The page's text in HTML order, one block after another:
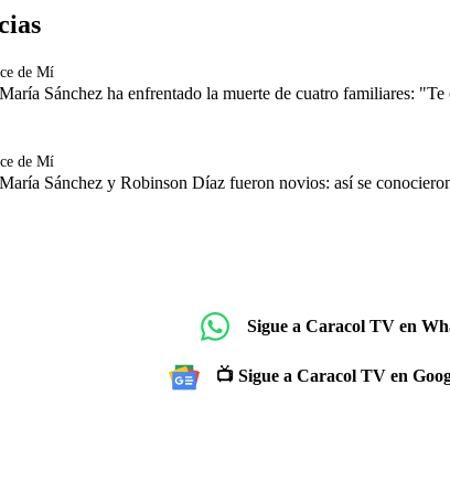
de Mí
Sánchez ha enfrentado la muerte de cuatro familiares: "Te
de Mí
Sánchez y Robinson Díaz fueron novios: así se
Sigue a Caracol TV en
📺 Sigue a Caracol TV en